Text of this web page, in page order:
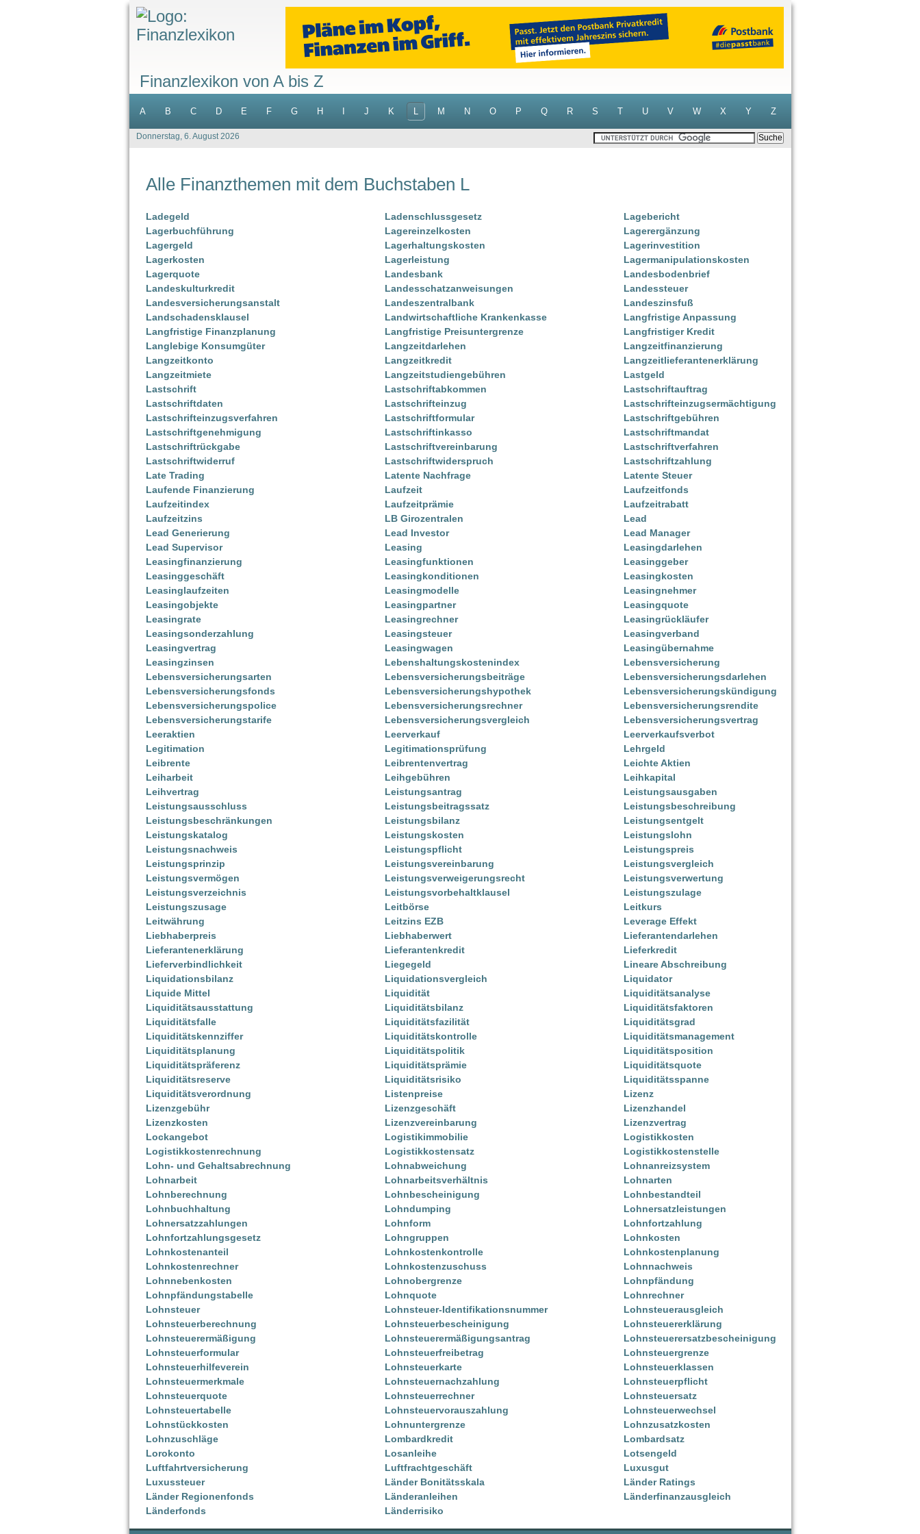
Finanzlexikon von A bis Z
A B C D E F G H J K L M N O P Q R S T U V W X Y Z
Donnerstag, 6. August 2026
Alle Finanzthemen mit dem Buchstaben L
Ladegeld Ladenschlussgesetz
Lagebericht
Lagerbuchführung
Lagereinzelkosten
Lagerergänzung
Lagergeld
Lagerhaltungskosten
Lagerinvestition
Lagerkosten
Lagerleistung
Lagermanipulationskosten
Lagerquote
Landesbank
Landesbodenbrief
Landeskulturkredit
Landesschatzanweisungen
Landessteuer
Landesversicherungsanstalt
Landeszentralbank
Landeszinsfuß
Landschadensklausel
Landwirtschaftliche Krankenkasse
Langfristige Anpassung
Langfristige Finanzplanung
Langfristige Preisuntergrenze
Langfristiger Kredit
Langlebige Konsumgüter
Langzeitdarlehen
Langzeitfinanzierung
Langzeitkonto
Langzeitkredit
Langzeitlieferantenerklärung
Langzeitmiete
Langzeitstudiengebühren
Lastgeld
Lastschrift
Lastschriftabkommen
Lastschriftauftrag
Lastschriftdaten
Lastschrifteinzug
Lastschrifteinzugsermächtigung
Lastschrifteinzugsverfahren
Lastschriftformular
Lastschriftgebühren
Lastschriftgenehmigung
Lastschriftinkasso
Lastschriftmandat
Lastschriftrückgabe
Lastschriftvereinbarung
Lastschriftverfahren
Lastschriftwiderruf
Lastschriftwiderspruch
Lastschriftzahlung
Late Trading
Latente Nachfrage
Latente Steuer
Laufende Finanzierung
Laufzeit
Laufzeitfonds
Laufzeitindex
Laufzeitprämie
Laufzeitrabatt
Laufzeitzins
LB Girozentralen
Lead
Lead Generierung
Lead Investor
Lead Manager
Lead Supervisor
Leasing
Leasingdarlehen
Leasingfinanzierung
Leasingfunktionen
Leasinggeber
Leasinggeschäft
Leasingkonditionen
Leasingkosten
Leasinglaufzeiten
Leasingmodelle
Leasingnehmer
Leasingobjekte
Leasingpartner
Leasingquote
Leasingrate
Leasingrechner
Leasingrückläufer
Leasingsonderzahlung
Leasingsteuer
Leasingverband
Leasingvertrag
Leasingwagen
Leasingübernahme
Leasingzinsen
Lebenshaltungskostenindex
Lebensversicherung
Lebensversicherungsarten
Lebensversicherungsbeiträge
Lebensversicherungsdarlehen
Lebensversicherungsfonds
Lebensversicherungshypothek
Lebensversicherungskündigung
Lebensversicherungspolice
Lebensversicherungsrechner
Lebensversicherungsrendite
Lebensversicherungstarife
Lebensversicherungsvergleich
Lebensversicherungsvertrag
Leeraktien
Leerverkauf
Leerverkaufsverbot
Legitimation
Legitimationsprüfung
Lehrgeld
Leibrente
Leibrentenvertrag
Leichte Aktien
Leiharbeit
Leihgebühren
Leihkapital
Leihvertrag
Leistungsantrag
Leistungsausgaben
Leistungsausschluss
Leistungsbeitragssatz
Leistungsbeschreibung
Leistungsbeschränkungen
Leistungsbilanz
Leistungsentgelt
Leistungskatalog
Leistungskosten
Leistungslohn
Leistungsnachweis
Leistungspflicht
Leistungspreis
Leistungsprinzip
Leistungsvereinbarung
Leistungsvergleich
Leistungsvermögen
Leistungsverweigerungsrecht
Leistungsverwertung
Leistungsverzeichnis
Leistungsvorbehaltklausel
Leistungszulage
Leistungszusage
Leitbörse
Leitkurs
Leitwährung
Leitzins EZB
Leverage Effekt
Liebhaberpreis
Liebhaberwert
Lieferantendarlehen
Lieferantenerklärung
Lieferantenkredit
Lieferkredit
Lieferverbindlichkeit
Liegegeld
Lineare Abschreibung
Liquidationsbilanz
Liquidationsvergleich
Liquidator
Liquide Mittel
Liquidität
Liquiditätsanalyse
Liquiditätsausstattung
Liquiditätsbilanz
Liquiditätsfaktoren
Liquiditätsfalle
Liquiditätsfazilität
Liquiditätsgrad
Liquiditätskennziffer
Liquiditätskontrolle
Liquiditätsmanagement
Liquiditätsplanung
Liquiditätspolitik
Liquiditätsposition
Liquiditätspräferenz
Liquiditätsprämie
Liquiditätsquote
Liquiditätsreserve
Liquiditätsrisiko
Liquiditätsspanne
Liquiditätsverordnung
Listenpreise
Lizenz
Lizenzgebühr
Lizenzgeschäft
Lizenzhandel
Lizenzkosten
Lizenzvereinbarung
Lizenzvertrag
Lockangebot
Logistikimmobilie
Logistikkosten
Logistikkostenrechnung
Logistikkostensatz
Logistikkostenstelle
Lohn- und Gehaltsabrechnung
Lohnabweichung
Lohnanreizsystem
Lohnarbeit
Lohnarbeitsverhältnis
Lohnarten
Lohnberechnung
Lohnbescheinigung
Lohnbestandteil
Lohnbuchhaltung
Lohndumping
Lohnersatzleistungen
Lohnersatzzahlungen
Lohnform
Lohnfortzahlung
Lohnfortzahlungsgesetz
Lohngruppen
Lohnkosten
Lohnkostenanteil
Lohnkostenkontrolle
Lohnkostenplanung
Lohnkostenrechner
Lohnkostenzuschuss
Lohnnachweis
Lohnnebenkosten
Lohnobergrenze
Lohnpfändung
Lohnpfändungstabelle
Lohnquote
Lohnrechner
Lohnsteuer
Lohnsteuer-Identifikationsnummer
Lohnsteuerausgleich
Lohnsteuerberechnung
Lohnsteuerbescheinigung
Lohnsteuererklärung
Lohnsteuerermäßigung
Lohnsteuerermäßigungsantrag
Lohnsteuerersatzbescheinigung
Lohnsteuerformular
Lohnsteuerfreibetrag
Lohnsteuergrenze
Lohnsteuerhilfeverein
Lohnsteuerkarte
Lohnsteuerklassen
Lohnsteuermerkmale
Lohnsteuernachzahlung
Lohnsteuerpflicht
Lohnsteuerquote
Lohnsteuerrechner
Lohnsteuersatz
Lohnsteuertabelle
Lohnsteuervorauszahlung
Lohnsteuerwechsel
Lohnstückkosten
Lohnuntergrenze
Lohnzusatzkosten
Lohnzuschläge
Lombardkredit
Lombardsatz
Lorokonto
Losanleihe
Lotsengeld
Luftfahrtversicherung
Luftfrachtgeschäft
Luxusgut
Luxussteuer
Länder Bonitätsskala
Länder Ratings
Länder Regionenfonds
Länderanleihen
Länderfinanzausgleich
Länderfonds
Länderrisiko